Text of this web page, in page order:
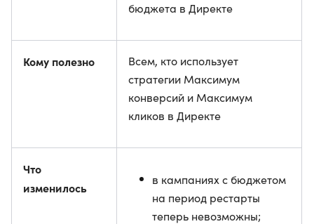
бюджета в Директе
Кому полезно
Всем, кто использует
стратегии Максимум
конверсий и Максимум
кликов в Директе
Что
изменилось
в кампаниях с бюджетом
на период рестарты
теперь невозможны;